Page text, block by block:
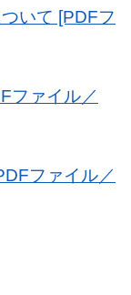
いて [PDFフ
ファイル／
ファイル／